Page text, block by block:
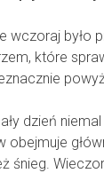
wczoraj było
które
dzień
obejmuje
śnieg.